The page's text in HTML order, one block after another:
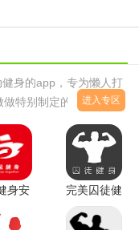
身的app，专为懒人打
特别制定的运动，起床
康的体魄哦！如果你每
进入专区
身安
完美囚徒健
身4.6.3 安
卓版